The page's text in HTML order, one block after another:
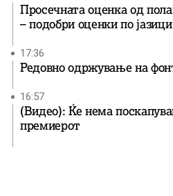
Просечната оценка од
– подобри оценки по
17:36
Редовно одржување на
16:57
(Видео): Ќе нема
премиерот